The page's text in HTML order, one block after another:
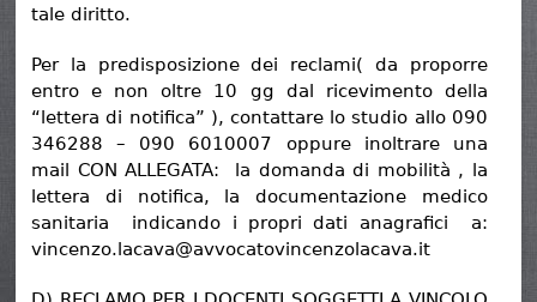
tale diritto.
Per la predisposizione dei reclami( da proporre
entro e non oltre 10 gg dal ricevimento della
“lettera di notifica” ), contattare lo studio allo 090
346288 – 090 6010007 oppure inoltrare una
mail CON ALLEGATA: la domanda di mobilità , la
lettera di notifica, la documentazione medico
sanitaria indicando i propri dati anagrafici a:
vincenzo.lacava@avvocatovincenzolacava.it